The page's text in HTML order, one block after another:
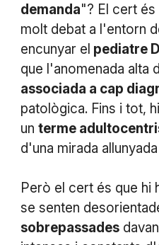
demanda"? El cert és
molt debat a l'entorn
encunyar el pediatre
que l'anomenada alta
associada a cap
patològica. Fins i tot,
un terme
d'una mirada
Però el cert és que hi
se senten
sobrepassades